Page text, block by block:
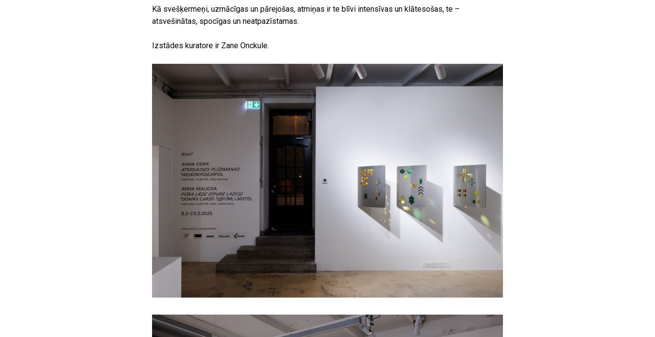
Kā svešķermeņi, uzmācīgas un pārejošas, atmiņas ir te blīvi intensīvas un klātesošas, te –
atsvešinātas, spocīgas un neatpazīstamas.
Izstādes kuratore ir Zane Onckule.